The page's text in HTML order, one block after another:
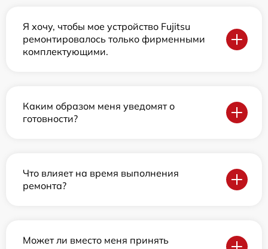
Я хочу, чтобы мое устройство Fujitsu
ремонтировалось только фирменными
комплектующими.
Каким образом меня уведомят о
готовности?
Что влияет на время выполнения
ремонта?
Может ли вместо меня принять